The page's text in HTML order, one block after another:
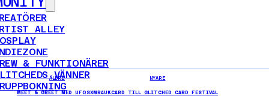
ALLEY
& FUNKTIONÄRER
VÄNNER
ÄLDRE
MEET & GREET MED UFOSXM
NYARE
RAUKCARD TILL GLITCHED CARD FESTIVAL